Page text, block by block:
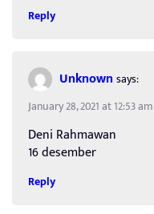
Reply
Unknown says:
January 28, 2021 at 12:53 am
Deni Rahmawan
16 desember
Reply